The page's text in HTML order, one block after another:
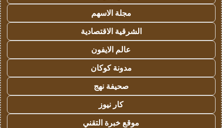
مجلة الاسهم
الشرقية الاقتصادية
عالم الايفون
مدونة كوكان
صحيفة نهج
كار نيوز
موقع خبرة التقني